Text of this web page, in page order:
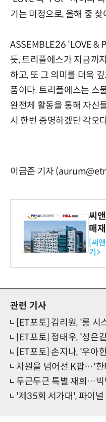
기는 미정으로, 올해 중
ASSEMBLE26 'LOVE &
듯, 트리플에스가 지금까
하고, 또 그 의미를 더욱
품이다. 트리플에스는 스
완전체 활동을 통해 자신
시 한번 증명하겠단 각오
이금준 기자
씨
매
RP
[씨
기>
관련 기사
[ET포토] 김리원, '롱 시
[ET포토] 정태우, '성은
[ET포토] 손지나, '우아
차원을 넘어선 K팝…'한터 리
두근두근 특별 재회…빅
'제35회 서가대', 파이널